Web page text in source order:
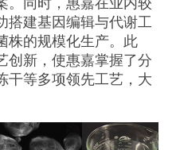
搭建基因编辑与代谢工
株的规模化生产。此
创新，使惠嘉掌握了分
干等多项领先工艺，大